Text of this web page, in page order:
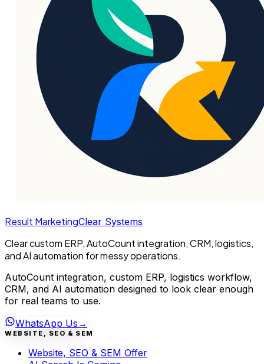
Result MarketingClear Systems
Clear custom ERP, AutoCount integration, CRM, logistics,
and AI automation for messy operations.
AutoCount integration, custom ERP, logistics workflow,
CRM, and AI automation designed to look clear enough
for real teams to use.
WhatsApp Us →
WEBSITE, SEO & SEM
Website, SEO & SEM Offer